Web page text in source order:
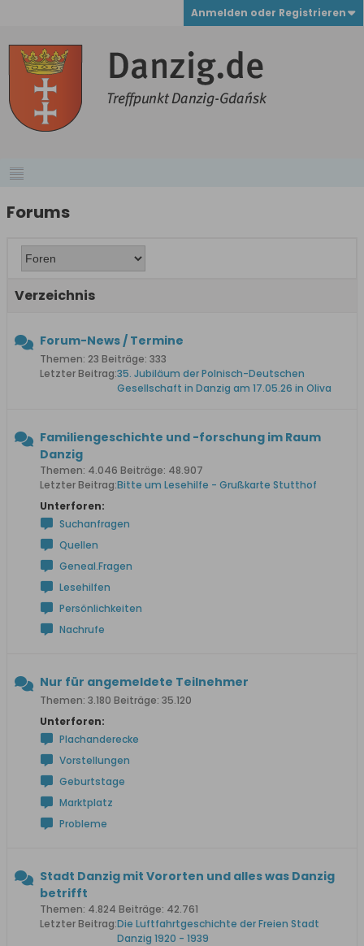
Anmelden oder Registrieren
Forums
Verzeichnis
Forum-News / Termine
Themen: 23 Beiträge: 333
Letzter Beitrag:35. Jubiläum der Polnisch-Deutschen
Gesellschaft in Danzig am 17.05.26 in Oliva
Familiengeschichte und -forschung im Raum
Danzig
Themen: 4.046 Beiträge: 48.907
Letzter Beitrag:Bitte um Lesehilfe - Grußkarte Stutthof
Unterforen:
Suchanfragen
Quellen
Geneal.Fragen
Lesehilfen
Persönlichkeiten
Nachrufe
Nur für angemeldete Teilnehmer
Themen: 3.180 Beiträge: 35.120
Unterforen:
Plachanderecke
Vorstellungen
Geburtstage
Marktplatz
Probleme
Stadt Danzig mit Vororten und alles was Danzig
betrifft
Themen: 4.824 Beiträge: 42.761
Letzter Beitrag:Die Luftfahrtgeschichte der Freien Stadt
Danzig 1920 - 1939